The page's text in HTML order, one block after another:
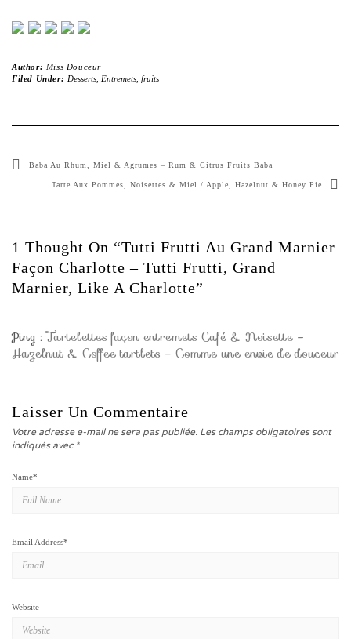
Author: Miss Douceur
Filed Under: Desserts, Entremets, fruits
Baba Au Rhum, Miel & Agrumes – Rum & Citrus Fruits Baba
Tarte Aux Pommes, Noisettes & Miel / Apple, Hazelnut & Honey Pie
1 Thought On “Tutti Frutti Au Grand Marnier
Façon Charlotte – Tutti Frutti, Grand
Marnier, Like A Charlotte”
Ping :Tartelettes façon entremets Café & Noisette –
Hazelnut & Coffee tartlets – Comme une envie de douceur
Laisser Un Commentaire
Votre adresse e-mail ne sera pas publiée. Les champs obligatoires sont
indiqués avec *
Name*
Email Address*
Website